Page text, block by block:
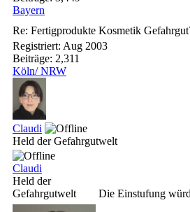
Bayern
Re: Fertigprodukte Kosmetik
Registriert: Aug 2003
Beiträge: 2,311
Köln/ NRW
Claudi
Held der Gefahrgutwelt
Claudi
Held der
Gefahrgutwelt
Die Einstufung